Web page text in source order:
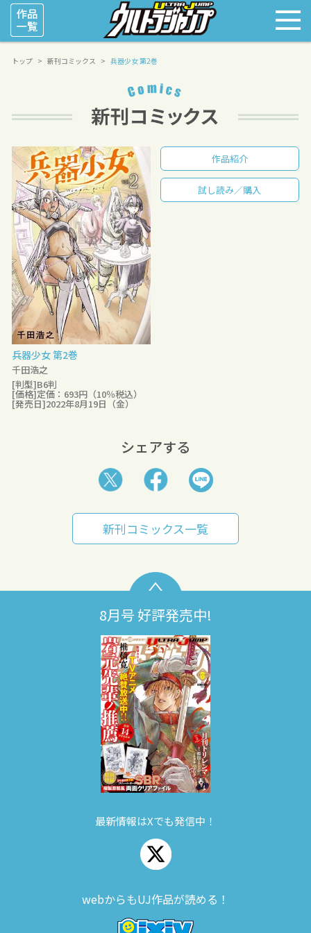
トップ 新刊コミックス 兵器少女 第2巻
兵器少女 第2巻
千田浩之
[判型]B6判
[価格]定価：693円（10％税込）
[発売日]2022年8月19日（金）
作品紹介
試し読み／購入
シェアする
新刊コミックス一覧
8月号 好評発売中!
最新情報はXでも発信中！
webからもUJ作品が読める！